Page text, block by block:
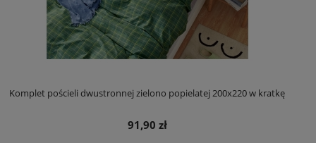
Komplet pościeli dwustronnej zielono popielatej 200x220 w kratkę
91,90 zł